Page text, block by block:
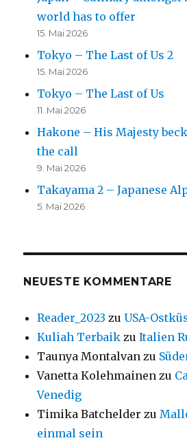
world has to offer
15. Mai 2026
Tokyo – The Last of Us 2
15. Mai 2026
Tokyo – The Last of Us
11. Mai 2026
Hakone – His Majesty
the call
9. Mai 2026
Takayama 2 – Japanese
5. Mai 2026
NEUESTE KOMMENTARE
Reader_2023 zuUSA-
Kuliah Terbaik zuItalien
Taunya Montalvan zu
Vanetta Kolehmainen zu
Venedig
Timika Batchelder zu
einmal sein